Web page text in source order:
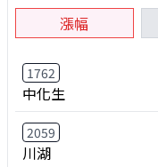
漲幅
1762
中化生
2059
川湖